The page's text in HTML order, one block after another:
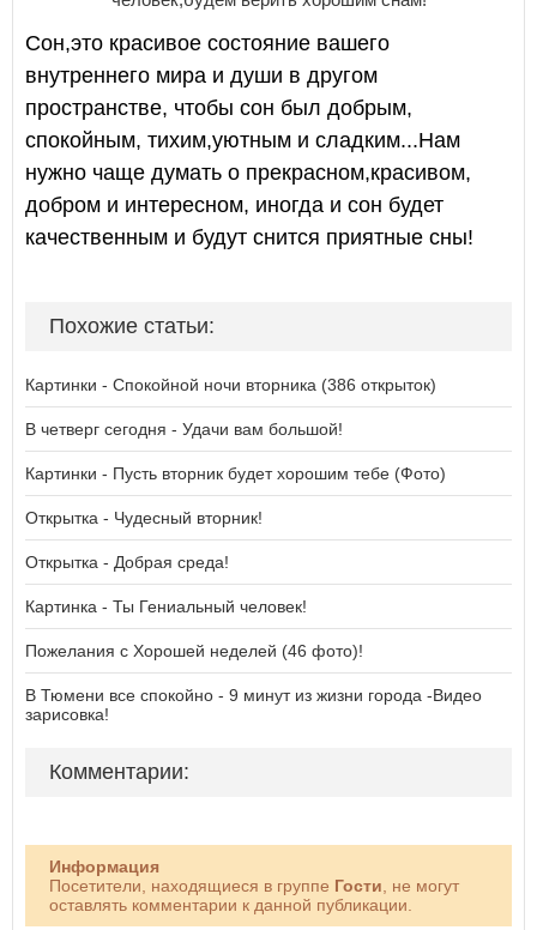
Сон,это красивое состояние вашего
внутреннего мира и души в другом
пространстве, чтобы сон был добрым,
спокойным, тихим,уютным и сладким...Нам
нужно чаще думать о прекрасном,красивом,
добром и интересном, иногда и сон будет
качественным и будут снится приятные сны!
Похожие статьи:
Картинки - Спокойной ночи вторника (386 открыток)
В четверг сегодня - Удачи вам большой!
Картинки - Пусть вторник будет хорошим тебе (Фото)
Открытка - Чудесный вторник!
Открытка - Добрая среда!
Картинка - Ты Гениальный человек!
Пожелания с Хорошей неделей (46 фото)!
В Тюмени все спокойно - 9 минут из жизни города -Видео
зарисовка!
Комментарии:
Информация
Посетители, находящиеся в группе Гости , не могут
оставлять комментарии к данной публикации.